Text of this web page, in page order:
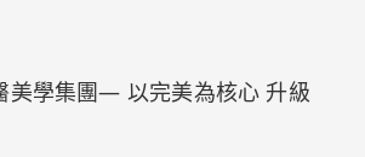
美學集團— 以完美為核心 升級